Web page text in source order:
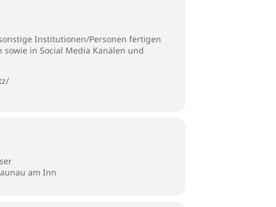
Institutionen/Personen fertigen
in Social Media Kanälen und
am Inn